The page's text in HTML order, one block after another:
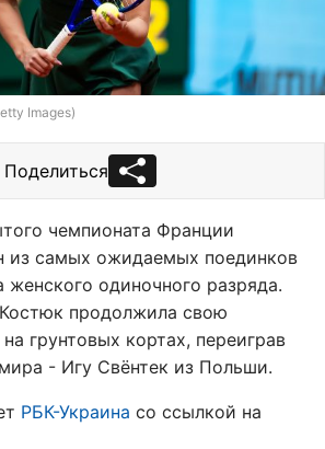
Images)
Поделиться
чемпионата Франции
из самых ожидаемых поединков
женского одиночного разряда.
продолжила свою
грунтовых кортах, переиграв
- Игу Свёнтек из Польши.
РБК-Украина со ссылкой на